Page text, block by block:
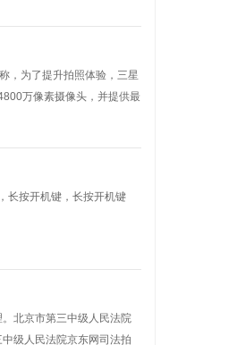
，为了提升拍照体验，三星
万像素摄像头，并提供最
长按开机键，长按开机键
北京市第三中级人民法院
级人民法院京东网司法拍